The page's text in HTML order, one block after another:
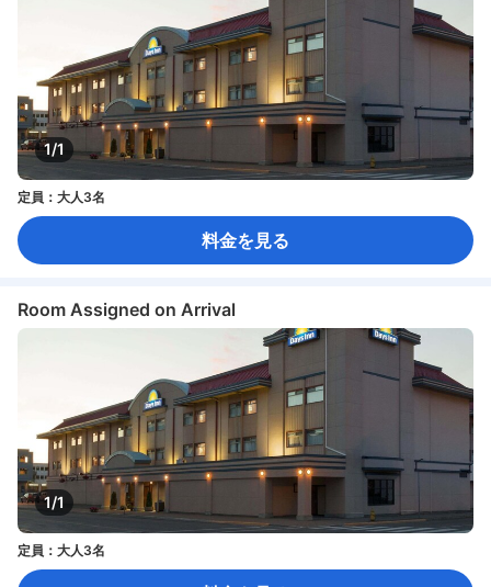
1/1
定員：大人3名
料金を見る
Room Assigned on Arrival
1/1
定員：大人3名